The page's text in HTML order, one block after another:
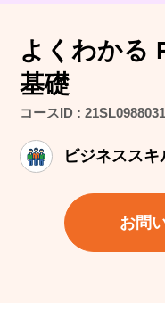
よくわかる
基礎
コースID : 21SL0988031
ビジネススキ
お問